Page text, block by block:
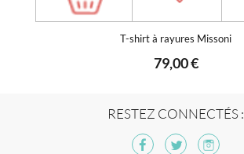
T-shirt à rayures Missoni
79,00 €
RESTEZ CONNECTÉS :